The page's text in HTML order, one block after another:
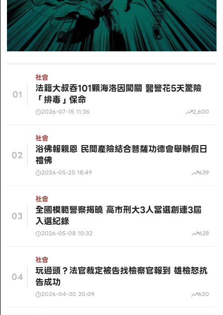
01
社會
法籍大叔吞101顆海洛因闖關 醫警花5天驚險
「排毒」保命
2026-07-15 11:36 2,600
02
社會
浴佛報親恩 民間產險結合菩薩功德會舉辦假日
禮佛
2026-05-25 18:49 639
03
社會
全國模範警察揭曉 高市刑大3人當選創連3屆
入選紀錄
2026-05-08 10:32 628
04
社會
玩過頭？法官裁定被告找檢察官報到 雄檢怒抗
告成功
2026-04-30 20:09 620